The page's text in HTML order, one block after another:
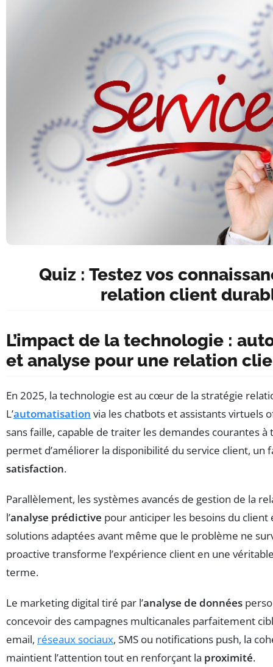
Quiz : Testez vos
relation client
L’impact de la technologie :
et analyse pour une relation
En 2025, la technologie est au cœur de la stratégie
L’automatisation via les chatbots et assistants virtuels
sans faille, capable de traiter les demandes courantes à
permet d’améliorer la disponibilité du service client, un
satisfaction.
Parallèlement, les systèmes avancés de gestion de la
l’analyse prédictive pour anticiper les besoins du client
solutions adaptées avant même que le problème ne
proactive transforme l’expérience client en une
terme.
Le marketing digital tiré par l’analyse de données
concevoir des campagnes multicanales parfaitement
email, réseaux sociaux, SMS ou notifications push, la
maintient l’attention tout en renforçant la proximité.